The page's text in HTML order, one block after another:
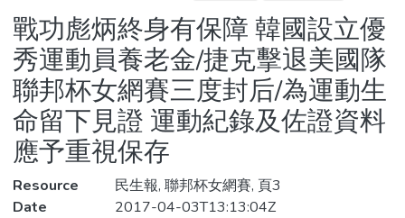
Statistics
戰功彪炳終身有保障 韓國設立優
秀運動員養老金/捷克擊退美國隊
聯邦杯女網賽三度封后/為運動生
命留下見證 運動紀錄及佐證資料
應予重視保存
Resource
民生報, 聯邦杯女網賽, 頁3
Date
2017-04-03T13:13:04Z